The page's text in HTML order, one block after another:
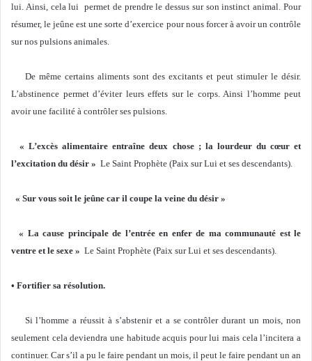
lui. Ainsi, cela lui permet de prendre le dessus sur son instinct animal. Pour
résumer, le jeûne est une sorte d’exercice pour nous forcer à avoir un contrôle
sur nos pulsions animales.
De même certains aliments sont des excitants et peut stimuler le désir.
L’abstinence permet d’éviter leurs effets sur le corps. Ainsi l’homme peut
avoir une facilité à contrôler ses pulsions.
« L’excès alimentaire entraîne deux chose ; la lourdeur du cœur et
l’excitation du désir » Le Saint Prophète (Paix sur Lui et ses descendants).
« Sur vous soit le jeûne car il coupe la veine du désir »
« La cause principale de l’entrée en enfer de ma communauté est le
ventre et le sexe » Le Saint Prophète (Paix sur Lui et ses descendants).
• Fortifier sa résolution.
Si l’homme a réussit à s’abstenir et a se contrôler durant un mois, non
seulement cela deviendra une habitude acquis pour lui mais cela l’incitera a
continuer. Car s’il a pu le faire pendant un mois, il peut le faire pendant un an